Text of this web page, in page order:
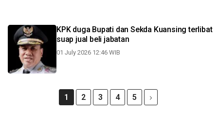
KPK duga Bupati dan Sekda Kuansing terlibat
suap jual beli jabatan
01 July 2026 12:46 WIB
1 2 3 4 5